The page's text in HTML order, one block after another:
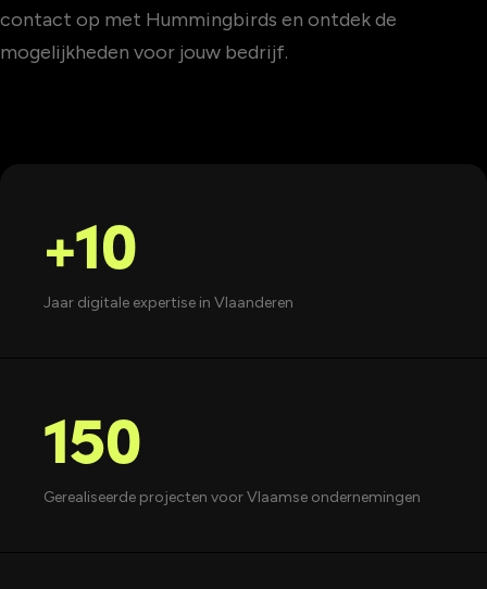
contact op met Hummingbirds en ontdek de
mogelijkheden voor jouw bedrijf.
+10
Jaar digitale expertise in Vlaanderen
150
Gerealiseerde projecten voor Vlaamse ondernemingen